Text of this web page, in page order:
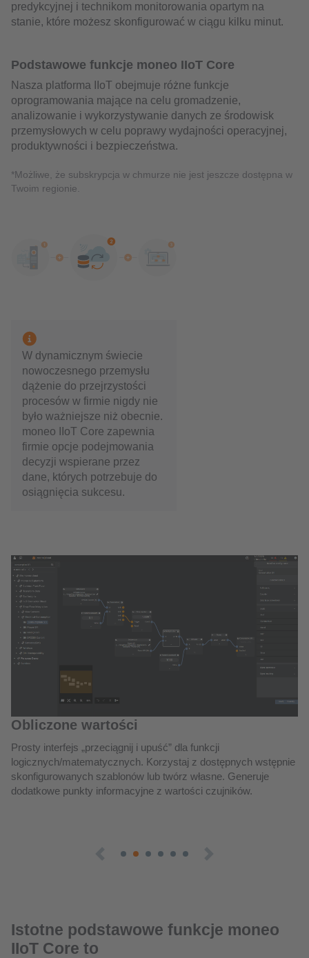
predykcyjnej i technikom monitorowania opartym na
stanie, które możesz skonfigurować w ciągu kilku minut.
Podstawowe funkcje moneo IIoT Core
Nasza platforma IIoT obejmuje różne funkcje
oprogramowania mające na celu gromadzenie,
analizowanie i wykorzystywanie danych ze środowisk
przemysłowych w celu poprawy wydajności operacyjnej,
produktywności i bezpieczeństwa.
*Możliwe, że subskrypcja w chmurze nie jest jeszcze dostępna w
Twoim regionie.
W dynamicznym świecie
nowoczesnego przemysłu
dążenie do przejrzystości
procesów w firmie nigdy nie
było ważniejsze niż obecnie.
moneo IIoT Core zapewnia
firmie opcje podejmowania
decyzji wspierane przez
dane, których potrzebuje do
osiągnięcia sukcesu.
Istotne podstawowe funkcje moneo
IIoT Core to